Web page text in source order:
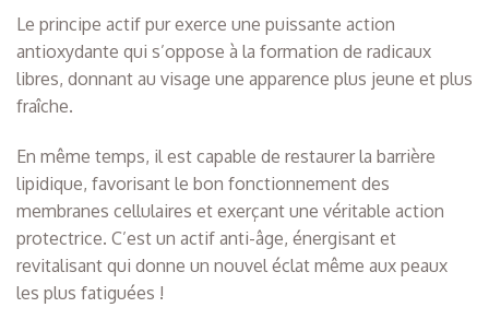
Le principe actif pur exerce une puissante action
antioxydante qui s’oppose à la formation de radicaux
libres, donnant au visage une apparence plus jeune et plus
fraîche.
En même temps, il est capable de restaurer la barrière
lipidique, favorisant le bon fonctionnement des
membranes cellulaires et exerçant une véritable action
protectrice. C’est un actif anti-âge, énergisant et
revitalisant qui donne un nouvel éclat même aux peaux
les plus fatiguées !